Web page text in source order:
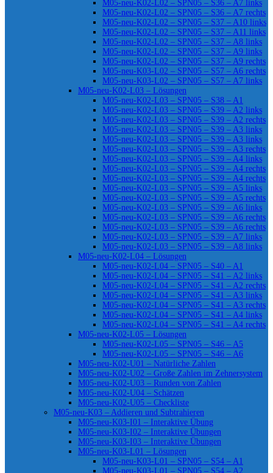
M05-neu-K02-L02 – SPN05 – S36 – A7 links
M05-neu-K02-L02 – SPN05 – S36 – A7 rechts
M05-neu-K02-L02 – SPN05 – S37 – A10 links
M05-neu-K02-L02 – SPN05 – S37 – A11 links
M05-neu-K02-L02 – SPN05 – S37 – A8 links
M05-neu-K02-L02 – SPN05 – S37 – A9 links
M05-neu-K02-L02 – SPN05 – S37 – A9 rechts
M05-neu-K03-L02 – SPN05 – S57 – A6 rechts
M05-neu-K03-L02 – SPN05 – S57 – A7 links
M05-neu-K02-L03 – Lösungen
M05-neu-K02-L03 – SPN05 – S38 – A1
M05-neu-K02-L03 – SPN05 – S39 – A2 links
M05-neu-K02-L03 – SPN05 – S39 – A2 rechts
M05-neu-K02-L03 – SPN05 – S39 – A3 links
M05-neu-K02-L03 – SPN05 – S39 – A3 links
M05-neu-K02-L03 – SPN05 – S39 – A3 rechts
M05-neu-K02-L03 – SPN05 – S39 – A4 links
M05-neu-K02-L03 – SPN05 – S39 – A4 rechts
M05-neu-K02-L03 – SPN05 – S39 – A4 rechts
M05-neu-K02-L03 – SPN05 – S39 – A5 links
M05-neu-K02-L03 – SPN05 – S39 – A5 rechts
M05-neu-K02-L03 – SPN05 – S39 – A6 links
M05-neu-K02-L03 – SPN05 – S39 – A6 rechts
M05-neu-K02-L03 – SPN05 – S39 – A6 rechts
M05-neu-K02-L03 – SPN05 – S39 – A7 links
M05-neu-K02-L03 – SPN05 – S39 – A8 links
M05-neu-K02-L04 – Lösungen
M05-neu-K02-L04 – SPN05 – S40 – A1
M05-neu-K02-L04 – SPN05 – S41 – A2 links
M05-neu-K02-L04 – SPN05 – S41 – A2 rechts
M05-neu-K02-L04 – SPN05 – S41 – A3 links
M05-neu-K02-L04 – SPN05 – S41 – A3 rechts
M05-neu-K02-L04 – SPN05 – S41 – A4 links
M05-neu-K02-L04 – SPN05 – S41 – A4 rechts
M05-neu-K02-L05 – Lösungen
M05-neu-K02-L05 – SPN05 – S46 – A5
M05-neu-K02-L05 – SPN05 – S46 – A6
M05-neu-K02-U01 – Natürliche Zahlen
M05-neu-K02-U02 – Große Zahlen im Zehnersystem
M05-neu-K02-U03 – Runden von Zahlen
M05-neu-K02-U04 – Schätzen
M05-neu-K02-U05 – Checkliste
M05-neu-K03 – Addieren und Subtrahieren
M05-neu-K03-I01 – Interaktive Übung
M05-neu-K03-I02 – Interaktive Übungen
M05-neu-K03-I03 – Interaktive Übungen
M05-neu-K03-L01 – Lösungen
M05-neu-K03-L01 – SPN05 – S54 – A1
M05-neu-K03-L01 – SPN05 – S54 – A2